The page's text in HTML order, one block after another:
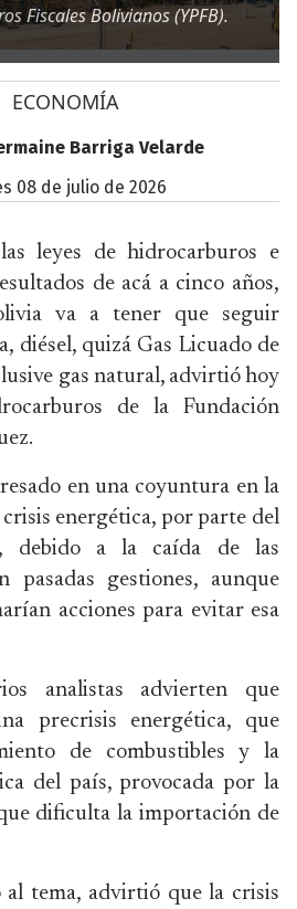
Fiscales Bolivianos (YPFB).
ECONOMÍA
Barriga Velarde
08 de julio de 2026
leyes de hidrocarburos e
de acá a cinco años,
va a tener que seguir
diésel, quizá Gas Licuado de
gas natural, advirtió hoy
de la Fundación
en una coyuntura en la
crisis energética, por parte del
debido a la caída de las
pasadas gestiones, aunque
acciones para evitar esa
analistas advierten que
precrisis energética, que
de combustibles y la
del país, provocada por la
dificulta la importación de
al tema, advirtió que la crisis